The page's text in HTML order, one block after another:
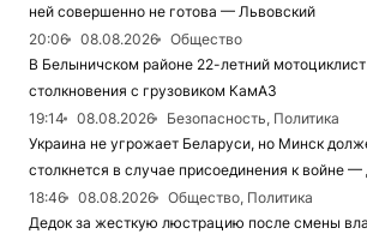
ней совершенно не готова — Львовский
20:06
08.08.2026
Общество
В Белыничском районе 22-летний мотоциклист
столкновения с грузовиком КамАЗ
19:14
08.08.2026
Безопасность, Политика
Украина не угрожает Беларуси, но Минск
столкнется в случае присоединения к войне
18:46
08.08.2026
Общество, Политика
Дедок за жесткую люстрацию после смены